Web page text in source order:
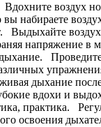
воздух
вы набираете
Выдыхайте
напряжение в
дыхание
вдохи и
практика.
освоения